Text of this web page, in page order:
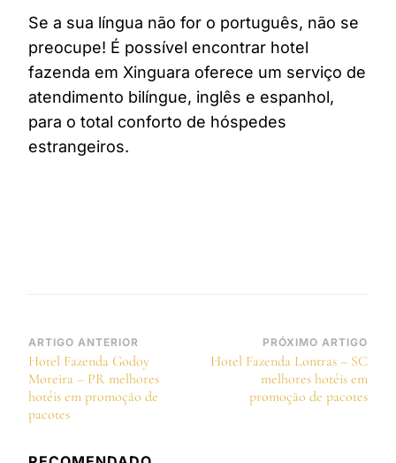
Se a sua língua não for o português, não se
preocupe! É possível encontrar hotel
fazenda em Xinguara oferece um serviço de
atendimento bilíngue, inglês e espanhol,
para o total conforto de hóspedes
estrangeiros.
Navegação
de
post
ARTIGO ANTERIOR
Hotel Fazenda Godoy
Moreira – PR melhores
hotéis em promoção de
pacotes
PRÓXIMO ARTIGO
Hotel Fazenda Lontras – SC
melhores hotéis em
promoção de pacotes